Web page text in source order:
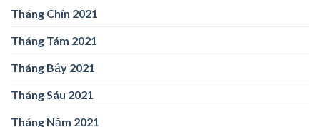
Tháng Chín 2021
Tháng Tám 2021
Tháng Bảy 2021
Tháng Sáu 2021
Tháng Năm 2021